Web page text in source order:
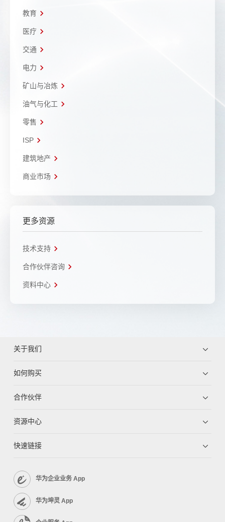
教育
医疗
交通
电力
矿山与冶炼
油气与化工
零售
ISP
建筑地产
商业市场
更多资源
技术支持
合作伙伴咨询
资料中心
关于我们
如何购买
合作伙伴
资源中心
快速链接
华为企业业务 App
华为坤灵 App